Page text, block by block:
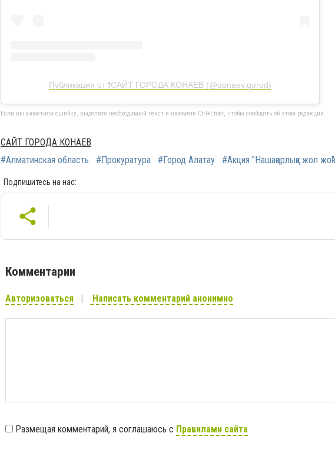
Публикация от ❗️САЙТ ГОРОДА КОНАЕВ (@qonaev.gorod)
Если вы заметили ошибку, выделите необходимый текст и нажмите Ctrl+Enter, чтобы сообщить об этом редакции
САЙТ ГОРОДА КОНАЕВ
#Алматинская область
#Прокуратура #Город Алатау #Акция "Нашақорлыққа жол жоқ"
Подпишитесь на нас:
Комментарии
Авторизоваться Написать комментарий анонимно
Размещая комментарий, я соглашаюсь с Правилами сайта